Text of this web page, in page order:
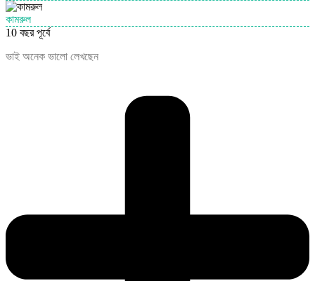
কামরুল
10 বছর পূর্বে
ভাই অনেক ভালো লেখছেন